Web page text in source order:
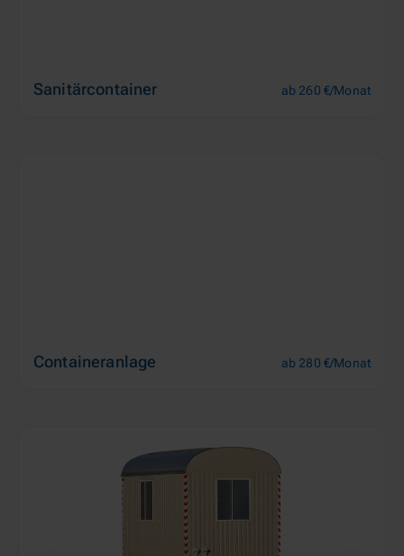
Sanitärcontainer ab 260 €/Monat
Containeranlage ab 280 €/Monat